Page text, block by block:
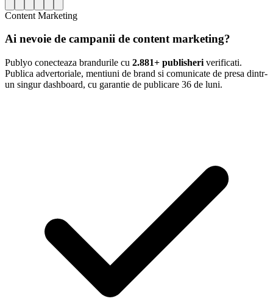
Content Marketing
Ai nevoie de campanii de content marketing?
Publyo conecteaza brandurile cu 2.881+ publisheri verificati.
Publica advertoriale, mentiuni de brand si comunicate de presa dintr-
un singur dashboard, cu garantie de publicare 36 de luni.